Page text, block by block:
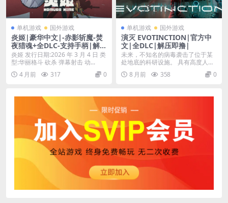
单机游戏 国外游戏
炎姬|豪华中文|-赤影斩魔-焚
夜猎魂+全DLC-支持手柄|解压
即撸|
炎姬 发行日期:2026 年 3 月 4 日 类
型:华丽格斗 砍杀 弹幕射击 动...
4 月前
317 0
单机游戏 国外游戏
演灭 EVOTINCTION|官方中
文|全DLC|解压即撸|
未来，不知名的病毒袭击了位于某
处地底的科研设施。 具有高度人工
智能的核心系统由此...
8 月前 358 0